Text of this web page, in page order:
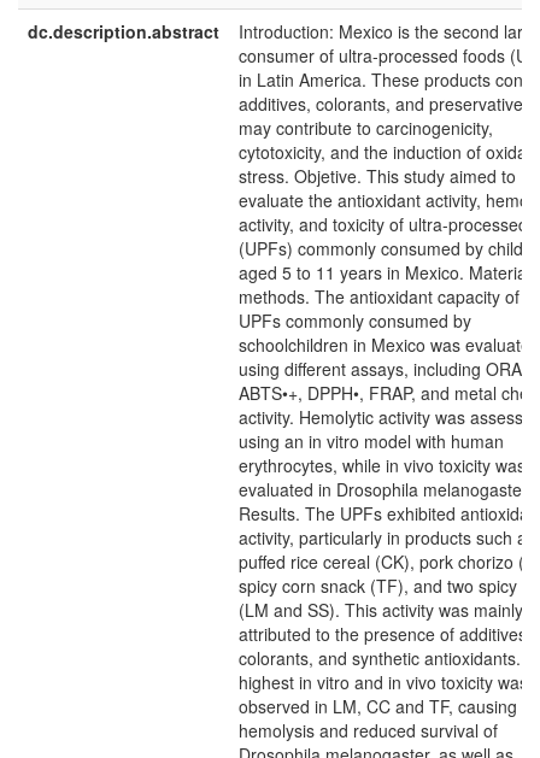
dc.description.abstract
Introduction: Mexico is the second
consumer of ultra-processed foods
in Latin America. These products
additives, colorants, and preservatives
may contribute to carcinogenicity,
cytotoxicity, and the induction of
stress. Objetive. This study aimed to
evaluate the antioxidant activity,
activity, and toxicity of ultra-processed
(UPFs) commonly consumed by
aged 5 to 11 years in Mexico.
methods. The antioxidant capacity of
UPFs commonly consumed by
schoolchildren in Mexico was evaluated
using different assays, including ORAC,
ABTS•+, DPPH•, FRAP, and metal
activity. Hemolytic activity was
using an in vitro model with human
erythrocytes, while in vivo toxicity was
evaluated in Drosophila melanogaster.
Results. The UPFs exhibited
activity, particularly in products such as
puffed rice cereal (CK), pork chorizo
spicy corn snack (TF), and two spicy
(LM and SS). This activity was mainly
attributed to the presence of additives,
colorants, and synthetic antioxidants.
highest in vitro and in vivo toxicity was
observed in LM, CC and TF, causing
hemolysis and reduced survival of